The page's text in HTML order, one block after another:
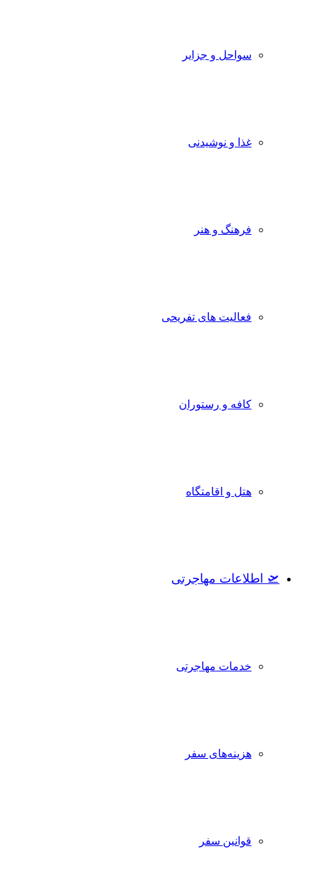
سواحل و جزایر
غذا و نوشیدنی
فرهنگ و هنر
فعالیت های تفریحی
کافه و رستوران
هتل و اقامتگاه
🛫 اطلاعات مهاجرتی
خدمات مهاجرتی
هزینه‌های سفر
قوانین سفر